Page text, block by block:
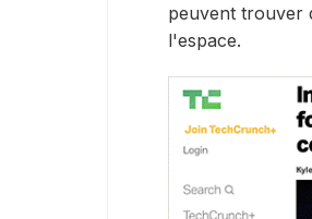
peuvent trouver
l'espace.